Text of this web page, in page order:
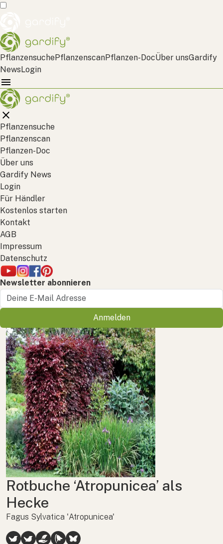
PflanzensuchePflanzenscanPflanzen-DocÜber unsGardify
NewsLogin
Pflanzensuche
Pflanzenscan
Pflanzen-Doc
Über uns
Gardify News
Login
Für Händler
Kostenlos starten
Kontakt
AGB
Impressum
Datenschutz
Newsletter abonnieren
Anmelden
Rotbuche ‘Atropunicea’ als
Hecke
Fagus Sylvatica 'Atropunicea'